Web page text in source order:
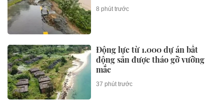
8 phút trước
Động lực từ 1.000 dự án bất
động sản được tháo gỡ vưỡng
mắc
37 phút trước